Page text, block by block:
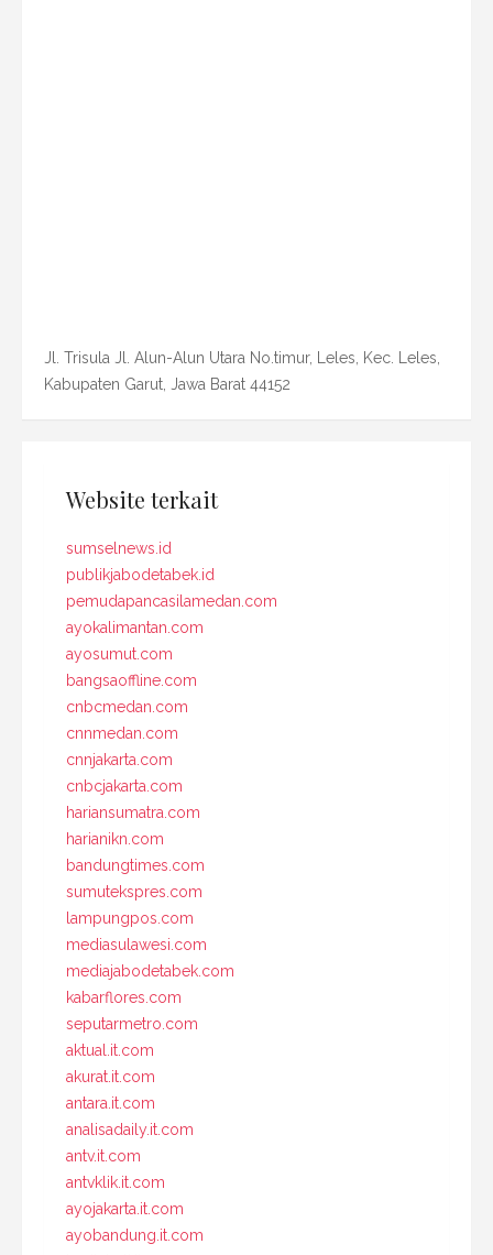
Jl. Trisula Jl. Alun-Alun Utara No.timur, Leles, Kec. Leles,
Kabupaten Garut, Jawa Barat 44152
Website terkait
sumselnews.id
publikjabodetabek.id
pemudapancasilamedan.com
ayokalimantan.com
ayosumut.com
bangsaoffline.com
cnbcmedan.com
cnnmedan.com
cnnjakarta.com
cnbcjakarta.com
hariansumatra.com
harianikn.com
bandungtimes.com
sumutekspres.com
lampungpos.com
mediasulawesi.com
mediajabodetabek.com
kabarflores.com
seputarmetro.com
aktual.it.com
akurat.it.com
antara.it.com
analisadaily.it.com
antv.it.com
antvklik.it.com
ayojakarta.it.com
ayobandung.it.com